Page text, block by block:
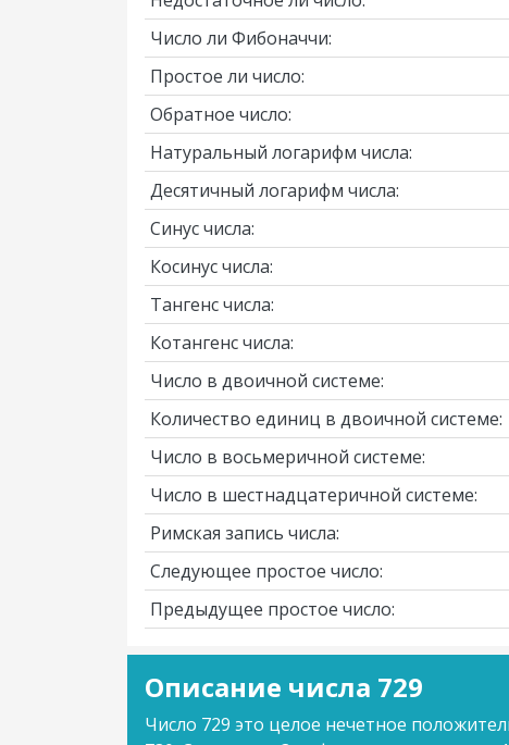
Число ли Фибоначчи:
Простое ли число:
Обратное число:
Натуральный логарифм числа:
Десятичный логарифм числа:
Синус числа:
Косинус числа:
Тангенс числа:
Котангенс числа:
Число в двоичной системе:
Количество единиц в двоичной системе:
Число в восьмеричной системе:
Число в шестнадцатеричной системе:
Римская запись числа:
Следующее простое число:
Предыдущее простое число:
Описание числа 729
Число 729 это целое нечетное